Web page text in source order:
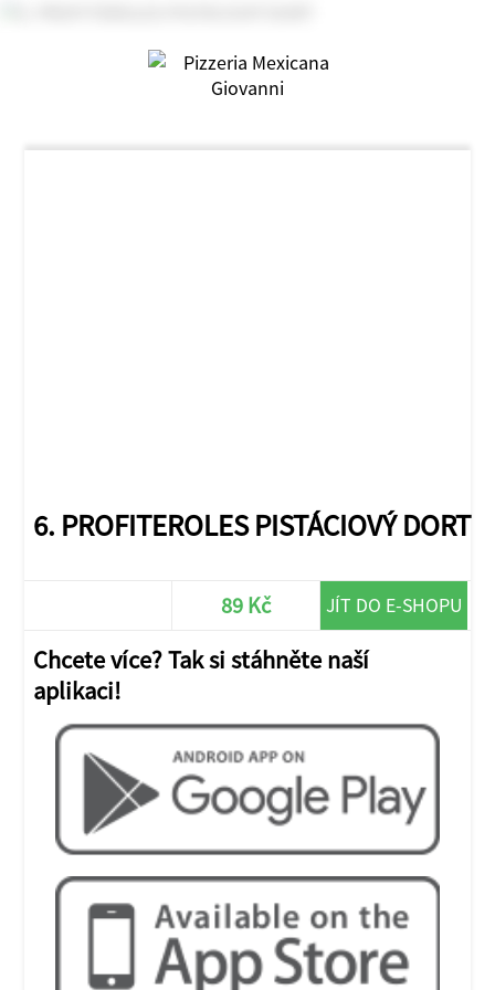
6. PROFITEROLES PISTÁCIOVÝ DORT
89 Kč JÍT DO E-SHOPU
Chcete více? Tak si stáhněte naší
aplikaci!